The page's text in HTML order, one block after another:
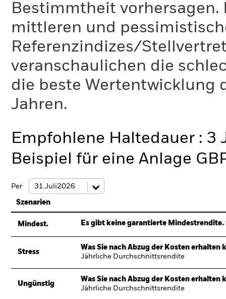
Bestimmtheit
mittleren und
Referenzindizes/
veranschaulichen die
die beste Wertentwicklung
Jahren.
Empfohlene Haltedauer : 3
Beispiel für eine Anlage
Per
Szenarien
Mindest. Es gibt keine garantierte
Stress
Was Sie nach Abzug der Kosten erhalten
Jährliche Durchschnittsrendite
Ungünstig
Was Sie nach Abzug der Kosten erhalten
Jährliche Durchschnittsrendite